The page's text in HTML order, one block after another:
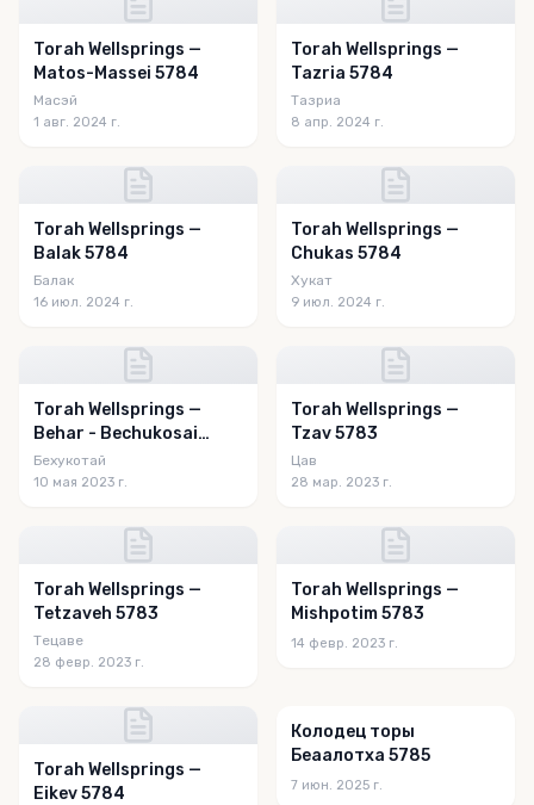
Torah Wellsprings —
Matos-Massei 5784
Масэй
1 авг. 2024 г.
Torah Wellsprings —
Tazria 5784
Тазриа
8 апр. 2024 г.
Torah Wellsprings —
Balak 5784
Балак
16 июл. 2024 г.
Torah Wellsprings —
Chukas 5784
Хукат
9 июл. 2024 г.
Torah Wellsprings —
Behar - Bechukosai
5783
Бехукотай
10 мая 2023 г.
Torah Wellsprings —
Tzav 5783
Цав
28 мар. 2023 г.
Torah Wellsprings —
Tetzaveh 5783
Тецаве
28 февр. 2023 г.
Torah Wellsprings —
Mishpotim 5783
14 февр. 2023 г.
Torah Wellsprings —
Eikev 5784
Колодец торы
Беаалотха 5785
7 июн. 2025 г.